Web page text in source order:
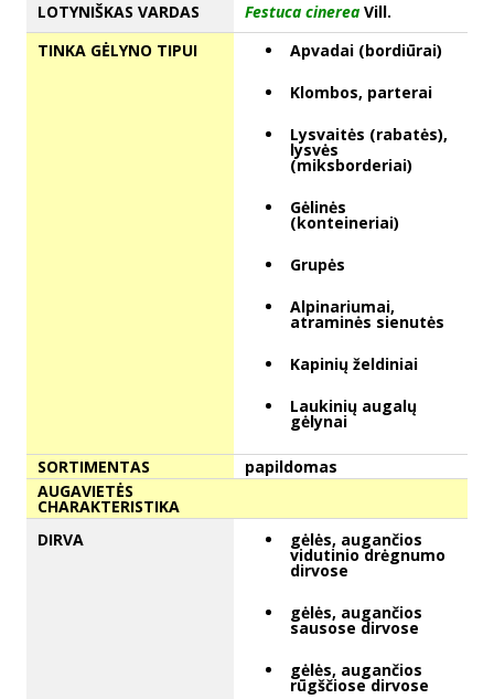
LOTYNIŠKAS VARDAS
Festuca cinerea Vill.
TINKA GĖLYNO TIPUI
Apvadai (bordiūrai)
Klombos, parterai
Lysvaitės (rabatės),
lysvės
(miksborderiai)
Gėlinės
(konteineriai)
Grupės
Alpinariumai,
atraminės sienutės
Kapinių želdiniai
Laukinių augalų
gėlynai
SORTIMENTAS
papildomas
AUGAVIETĖS
CHARAKTERISTIKA
DIRVA
gėlės, augančios
vidutinio drėgnumo
dirvose
gėlės, augančios
sausose dirvose
gėlės, augančios
rūgščiose dirvose